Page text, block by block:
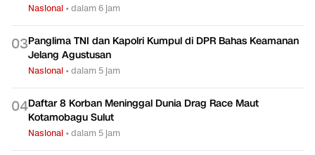
Nasional •dalam 6 jam
03Panglima TNI dan Kapolri Kumpul di DPR Bahas Keamanan
Jelang Agustusan
Nasional •dalam 5 jam
04Daftar 8 Korban Meninggal Dunia Drag Race Maut
Kotamobagu Sulut
Nasional •dalam 5 jam